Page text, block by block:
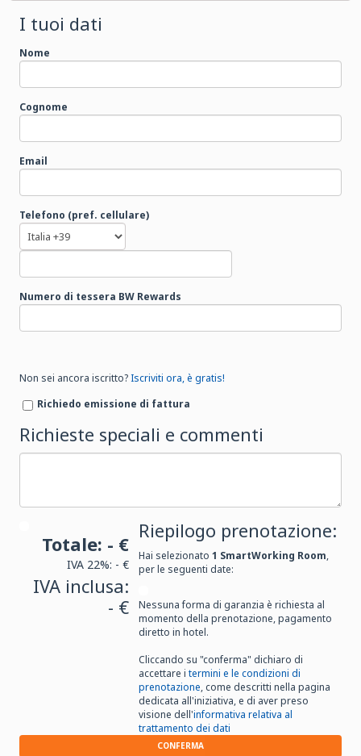
I tuoi dati
Nome
Cognome
Email
Telefono (pref. cellulare)
Numero di tessera BW Rewards
Non sei ancora iscritto?Iscriviti ora, è gratis!
Richiedo emissione di fattura
Richieste speciali e commenti
Riepilogo prenotazione:
Hai selezionato1 SmartWorking Room,
per le seguenti date:
Nessuna forma di garanzia è richiesta al
momento della prenotazione, pagamento
diretto in hotel.
Totale: - €
IVA 22%: - €
IVA inclusa:
- €
Cliccando su "conferma" dichiaro di
accettare itermini e le condizioni di
prenotazione, come descritti nella pagina
dedicata all'iniziativa, e di aver preso
visione dell'informativa relativa al
trattamento dei dati
CONFERMA